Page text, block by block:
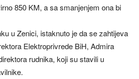
850 KM, a sa smanjenjem ona bi
u Zenici, istaknuto je da se zahtijeva
Elektroprivrede BiH, Admira
rudnika, koji su stavili u